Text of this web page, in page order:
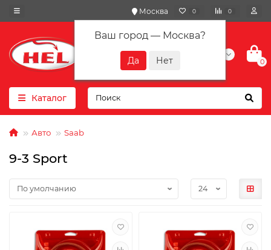
Москва
Ваш город — Москва?
0 0
+7(901) 417-10-01
0
Каталог
Авто Saab
9-3 Sport